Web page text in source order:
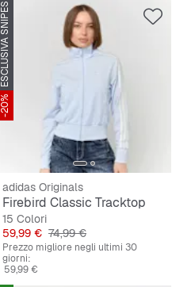
ESCLUSIVA SNIPES
-20%
adidas Originals
Firebird Classic Tracktop
15 Colori
Prezzo
59,99 € Prezzo originale
74,99 €
Prezzo migliore negli ultimi 30
giorni:
59,99 €